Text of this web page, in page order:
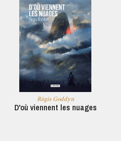
Régis Goddyn
D'où viennent les nuages